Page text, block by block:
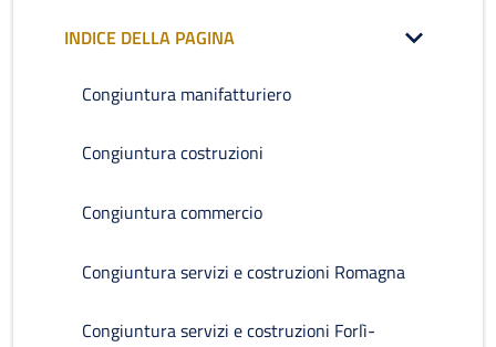
INDICE DELLA PAGINA
Congiuntura manifatturiero
Congiuntura costruzioni
Congiuntura commercio
Congiuntura servizi e costruzioni Romagna
Congiuntura servizi e costruzioni Forlì-